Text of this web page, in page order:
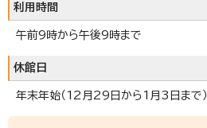
利用時間
午前9時から午後9時まで
休館日
年末年始（12月29日から1月3日まで）